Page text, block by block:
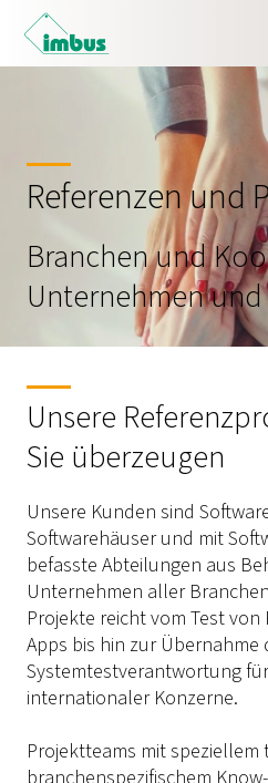
Referenzen und
Branchen und
Unternehmen
Unsere
Sie überzeugen
Unsere Kunden sind
Softwarehäuser und mit
befasste Abteilungen aus
Unternehmen aller
Projekte reicht vom Test
Apps bis hin zur Übernahme
Systemtestverantwortung
internationaler Konzerne.
Projektteams mit